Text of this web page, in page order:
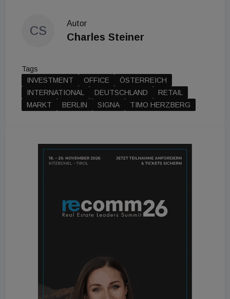
CS
Autor
Charles Steiner
Tags
INVESTMENT
OFFICE
ÖSTERREICH
INTERNATIONAL
DEUTSCHLAND
RETAIL
MARKT
BERLIN SIGNA TIMO HERZBERG